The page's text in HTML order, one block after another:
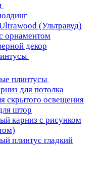
(Ультравуд)
орнаментом
декор
плинтусы
для потолка
скрытого освещения
штор
карниз с рисунком
плинтус гладкий